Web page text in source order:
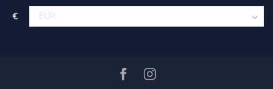
€